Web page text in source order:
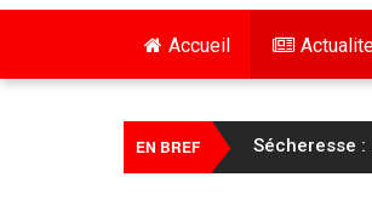
Accueil
EN BREF FC Sochaux